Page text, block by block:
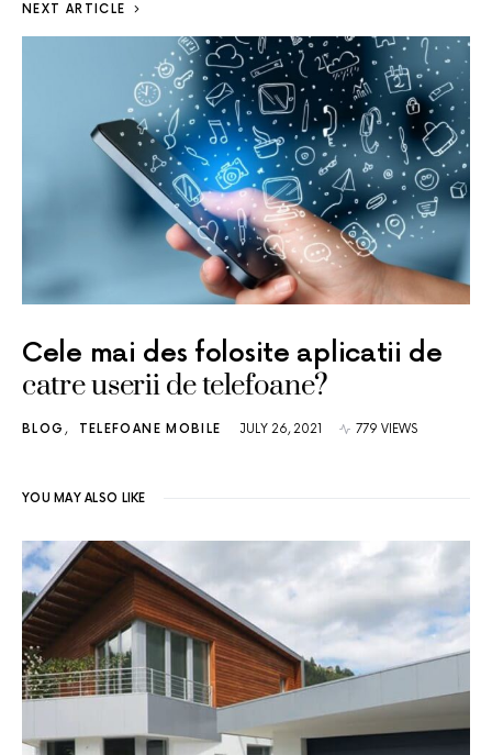
NEXT ARTICLE
Cele mai des folosite aplicatii de
catre userii de telefoane?
BLOG TELEFOANE MOBILE JULY 26, 2021 779 VIEWS
YOU MAY ALSO LIKE